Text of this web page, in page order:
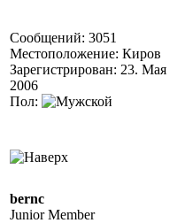
Сообщений: 3051
Местоположение: Киров
Зарегистрирован: 23. Мая
2006
Пол:
bernc
Junior Member